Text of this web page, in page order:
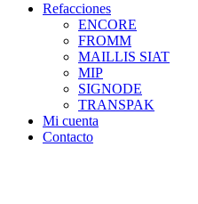
Refacciones
ENCORE
FROMM
MAILLIS SIAT
MIP
SIGNODE
TRANSPAK
Mi cuenta
Contacto